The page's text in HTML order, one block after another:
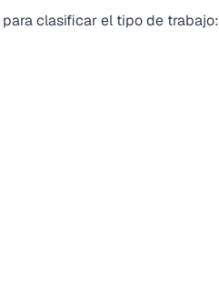
clasificar el tipo de trabajo: